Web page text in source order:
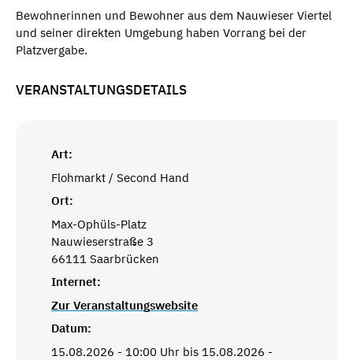
Bewohnerinnen und Bewohner aus dem Nauwieser Viertel
und seiner direkten Umgebung haben Vorrang bei der
Platzvergabe.
VERANSTALTUNGSDETAILS
Art:
Flohmarkt / Second Hand
Ort:
Max-Ophüls-Platz
Nauwieserstraße 3
66111 Saarbrücken
Internet:
Zur Veranstaltungswebsite
Datum:
15.08.2026 - 10:00 Uhr bis 15.08.2026 -